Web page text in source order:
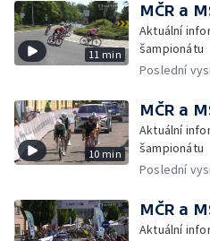
11 min
MČR a
Aktuální
šampionátu
Poslední
10 min
MČR a
Aktuální
šampionátu
Poslední
MČR a
Aktuální